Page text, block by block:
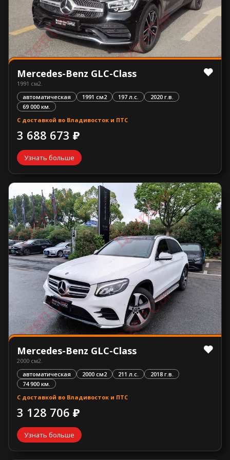
Mercedes-Benz GLC-Class
1991 см2.
автоматическая
1991 см2 197 л.с.
2020 г.в.
69 000 км.
С доставкой во Владивосток и ПТС
3 688 673 ₽
Узнать больше
Mercedes-Benz GLC-Class
2000 см2.
автоматическая
2000 см2 211 л.с.
2018 г.в.
74 900 км.
С доставкой во Владивосток и ПТС
3 128 706 ₽
Узнать больше